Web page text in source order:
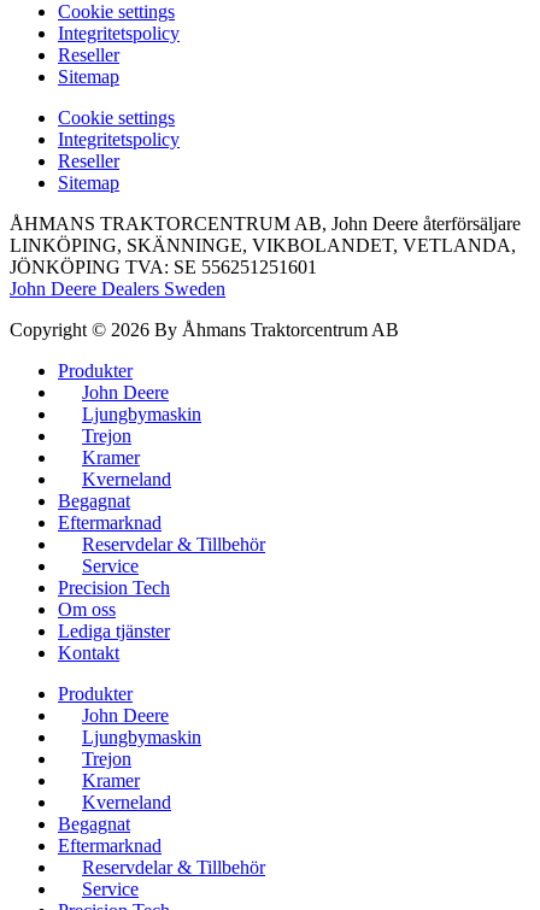
Сookie settings
Integritetspolicy
Reseller
Sitemap
Сookie settings
Integritetspolicy
Reseller
Sitemap
ÅHMANS TRAKTORCENTRUM AB, John Deere återförsäljare
LINKÖPING, SKÄNNINGE, VIKBOLANDET, VETLANDA,
JÖNKÖPING TVA: SE 556251251601
John Deere Dealers Sweden
Copyright © 2026 By Åhmans Traktorcentrum AB
Produkter
John Deere
Ljungbymaskin
Trejon
Kramer
Kverneland
Begagnat
Eftermarknad
Reservdelar & Tillbehör
Service
Precision Tech
Om oss
Lediga tjänster
Kontakt
Produkter
John Deere
Ljungbymaskin
Trejon
Kramer
Kverneland
Begagnat
Eftermarknad
Reservdelar & Tillbehör
Service